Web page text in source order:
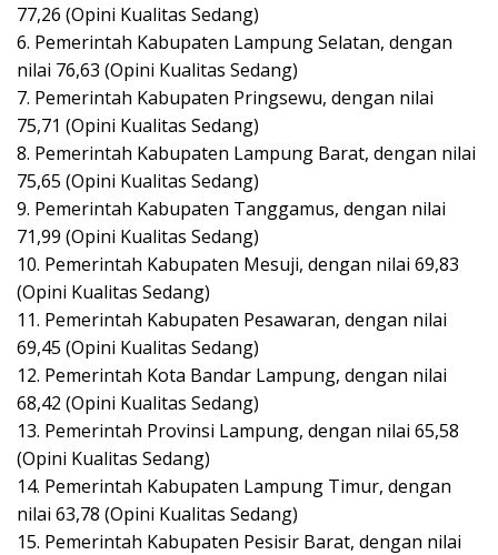
77,26 (Opini Kualitas Sedang)
6. Pemerintah Kabupaten Lampung Selatan, dengan
nilai 76,63 (Opini Kualitas Sedang)
7. Pemerintah Kabupaten Pringsewu, dengan nilai
75,71 (Opini Kualitas Sedang)
8. Pemerintah Kabupaten Lampung Barat, dengan nilai
75,65 (Opini Kualitas Sedang)
9. Pemerintah Kabupaten Tanggamus, dengan nilai
71,99 (Opini Kualitas Sedang)
10. Pemerintah Kabupaten Mesuji, dengan nilai 69,83
(Opini Kualitas Sedang)
11. Pemerintah Kabupaten Pesawaran, dengan nilai
69,45 (Opini Kualitas Sedang)
12. Pemerintah Kota Bandar Lampung, dengan nilai
68,42 (Opini Kualitas Sedang)
13. Pemerintah Provinsi Lampung, dengan nilai 65,58
(Opini Kualitas Sedang)
14. Pemerintah Kabupaten Lampung Timur, dengan
nilai 63,78 (Opini Kualitas Sedang)
15. Pemerintah Kabupaten Pesisir Barat, dengan nilai